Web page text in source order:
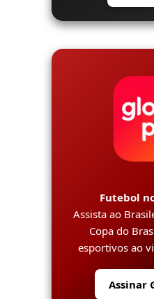
Futebol
Assista ao
Copa do
esportivos ao
Assinar